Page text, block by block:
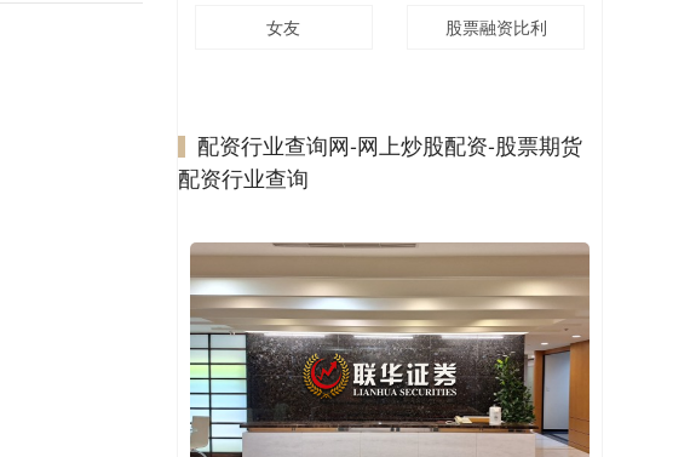
女友 股票融资比利
配资行业查询网-网上炒股配资-股票期货
配资行业查询